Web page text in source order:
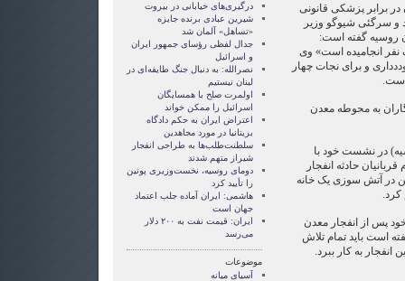
برابر پزشکی قانونی
و سرگئی شیوگو وزیر
روسیه گفته است:
نفر انجامیده است» وی
و برای نجات چهار
است.
به محوطه معدن
در نشست خود با
حادثه انفجار
و همچنین کشته شدن ۶۲ تن در آتش سوزی یک خانه
کرد.
پس از انفجار معدن
است باید تمام تلاش
انفجار به کار ببرد.
درگیری‌های خیابانی در بیروت
شیرین عبادی برنده جایزه
«تساهل» آلمان شد
جدال لفظی رؤسای جمهور ایران
و اسرائیل
نصرالله: به دنبال جنگ طایفه‌ای در
لبنان نیستیم
اولمرت صلح با همسایگان
اسرائیل را ممکن خواند
اعتراض ایران به حکم دادگاه
بریتانیا در مورد مجاهدین
سلطنت‌طلب‌ها به طراحی انفجار
شیراز متهم شدند
دومای روسیه، نخست‌وزیری پوتین
را تأیید کرد
هاشمی: ایران آماده جلب اعتماد
جهان است
ایران: قیمت نفت به ۲۰۰ دلار
می‌رسد
موضوعات
آسيای ميانه